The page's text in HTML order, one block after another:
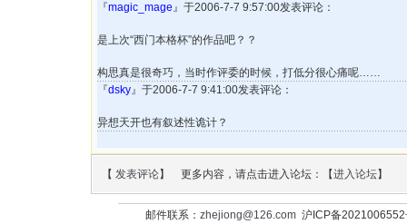
『magic_mage』于2006-7-7 9:57:00发表评论：
是上次“西门本格杯”的作品吧？？
构思真是很奇巧，当时作评委的时候，打低分很心痛呢……
『dsky』于2006-7-7 9:41:00发表评论：
异想天开也有叙述性诡计？
【 发表评论】 更多内容，请点击进入论坛：【进入论坛】
邮件联系： zhejiong@126.com沪ICP备